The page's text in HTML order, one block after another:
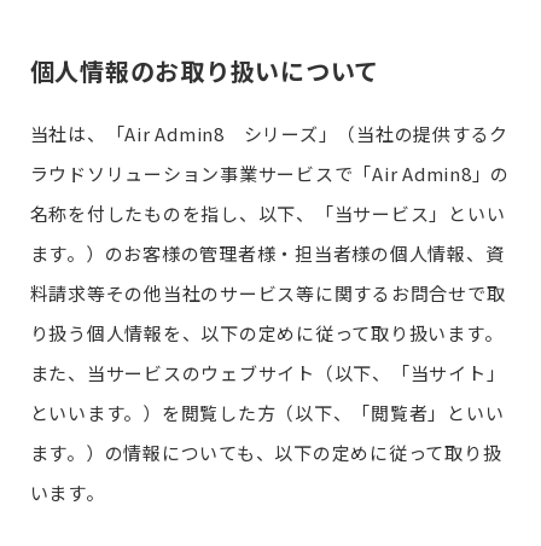
個人情報のお取り扱いについて
当社は、「Air Admin8 シリーズ」（当社の提供するク
ラウドソリューション事業サービスで「Air Admin8」の
名称を付したものを指し、以下、「当サービス」といい
ます。）のお客様の管理者様・担当者様の個人情報、資
料請求等その他当社のサービス等に関するお問合せで取
り扱う個人情報を、以下の定めに従って取り扱います。
また、当サービスのウェブサイト（以下、「当サイト」
といいます。）を閲覧した方（以下、「閲覧者」といい
ます。）の情報についても、以下の定めに従って取り扱
います。